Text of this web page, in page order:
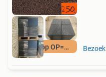
Goedkoop OP=OP